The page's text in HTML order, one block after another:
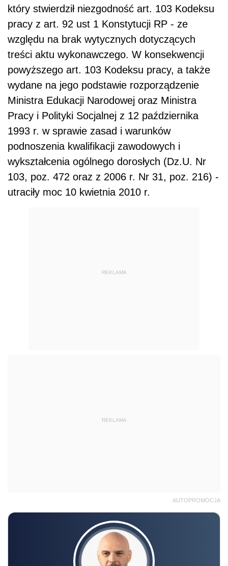
który stwierdził niezgodność art. 103 Kodeksu
pracy z art. 92 ust 1 Konstytucji RP - ze
względu na brak wytycznych dotyczących
treści aktu wykonawczego. W konsekwencji
powyższego art. 103 Kodeksu pracy, a także
wydane na jego podstawie rozporządzenie
Ministra Edukacji Narodowej oraz Ministra
Pracy i Polityki Socjalnej z 12 października
1993 r. w sprawie zasad i warunków
podnoszenia kwalifikacji zawodowych i
wykształcenia ogólnego dorosłych (Dz.U. Nr
103, poz. 472 oraz z 2006 r. Nr 31, poz. 216) -
utraciły moc 10 kwietnia 2010 r.
REKLAMA
REKLAMA
AUTOPROMOCJA